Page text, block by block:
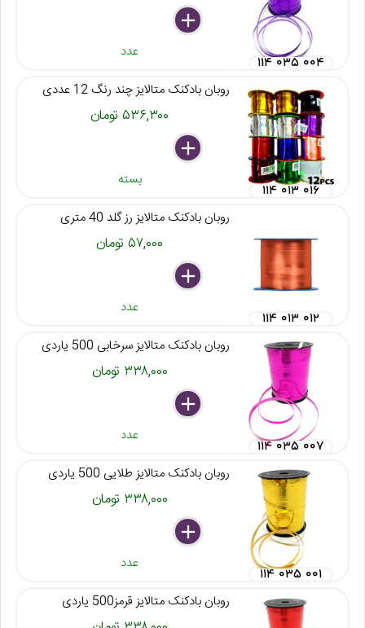
delete
remove
add
عدد
۱۱۴ ۰۳۵ ۰۰۴
روبان بادکنک متالایز چند رنگ 12 عددی
۵۳۶,۳۰۰ تومان
delete
remove
add
بسته
۱۱۴ ۰۱۳ ۰۱۶
روبان بادکنک متالایز رز گلد 40 متری
۵۷,۰۰۰ تومان
delete
remove
add
عدد
۱۱۴ ۰۱۳ ۰۱۲
روبان بادکنک متالایز سرخابی 500 یاردی
۳۳۸,۰۰۰ تومان
delete
remove
add
عدد
۱۱۴ ۰۳۵ ۰۰۷
روبان بادکنک متالایز طلایی 500 یاردی
۳۳۸,۰۰۰ تومان
delete
remove
add
عدد
۱۱۴ ۰۳۵ ۰۰۱
روبان بادکنک متالایز قرمز500 یاردی